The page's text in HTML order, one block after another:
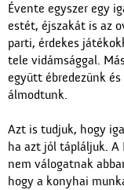
Évente egyszer egy
estét, éjszakát is az
parti, érdekes
tele vidámsággal.
együtt ébredezünk
álmodtunk.
Azt is tudjuk, hogy
ha azt jól tápláljuk. A
nem válogatnak
hogy a konyhai